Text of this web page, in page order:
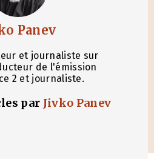
Panev
et journaliste sur
de l'émission
2 et journaliste.
par Jivko Panev